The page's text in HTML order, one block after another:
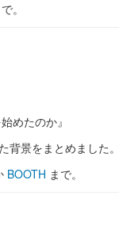
。
めたのか』
背景をまとめました。
BOOTH まで。